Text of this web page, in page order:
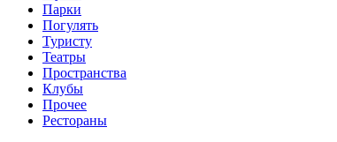
Парки
Погулять
Туристу
Театры
Пространства
Клубы
Прочее
Рестораны